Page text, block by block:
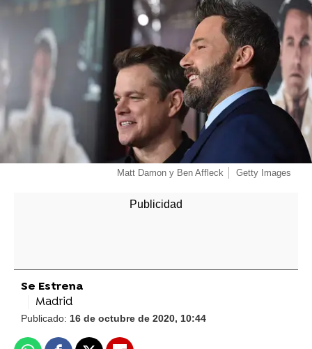
Matt Damon y Ben Affleck Getty Images
Se Estrena
Madrid
Publicado: 16 de octubre de 2020, 10:44